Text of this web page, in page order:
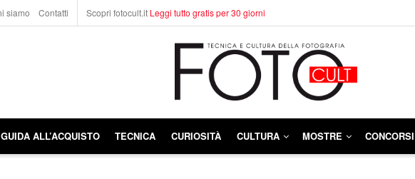
siamo Contatti Scopri fotocult.it Leggi tutto gratis per 30 giorni
GUIDA ALL’ACQUISTO TECNICA CURIOSITÀ CULTURA MOSTRE CONCORSI